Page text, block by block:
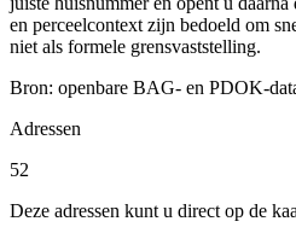
en perceelcontext zijn bedoeld om
niet als formele grensvaststelling.
Bron: openbare BAG- en PDOK-
Adressen
52
Deze adressen kunt u direct op de